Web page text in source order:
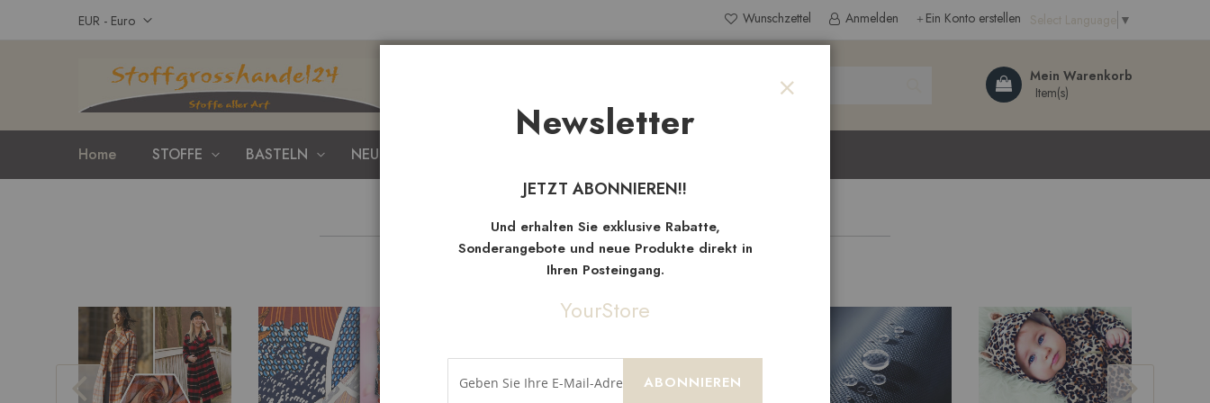
Inhalt
springen
Select Language ▼
EUR - Euro Wunschzettel Anmelden Ein Konto erstellen
Mein Warenkorb
Home STOFFE BASTELN NEUHEITEN
NeueArtikel
Newsletter
JETZT ABONNIEREN!!
Und erhalten Sie exklusive Rabatte,
Sonderangebote und neue Produkte direkt in
Ihren Posteingang.
YourStore
ABONNIEREN